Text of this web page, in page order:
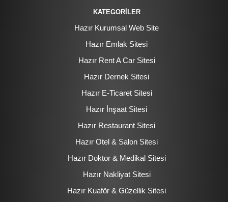
KATEGORİLER
Hazır Kurumsal Web Site
Hazır Emlak Sitesi
Hazır Rent A Car Sitesi
Hazır Dernek Sitesi
Hazır E-Ticaret Sitesi
Hazır İnşaat Sitesi
Hazır Restaurant Sitesi
Hazır Otel & Salon Sitesi
Hazır Doktor & Medikal Sitesi
Hazır Nakliyat Sitesi
Hazır Kuaför & Güzellik Sitesi